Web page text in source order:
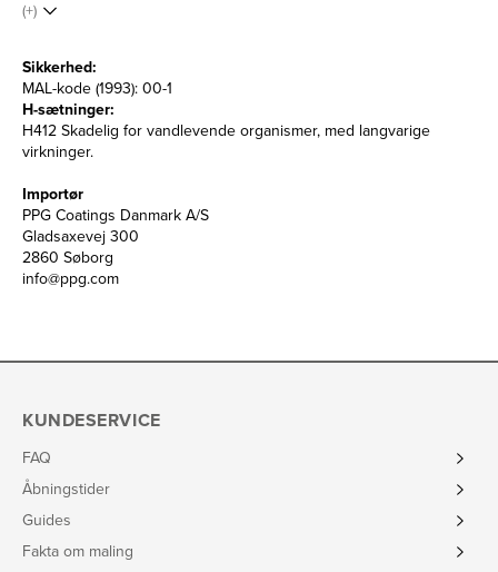
(+)
Sikkerhed:
MAL-kode (1993): 00-1
H-sætninger:
H412 Skadelig for vandlevende organismer, med langvarige
virkninger.
Importør
PPG Coatings Danmark A/S
Gladsaxevej 300
2860 Søborg
info@ppg.com
KUNDESERVICE
FAQ
Åbningstider
Guides
Fakta om maling